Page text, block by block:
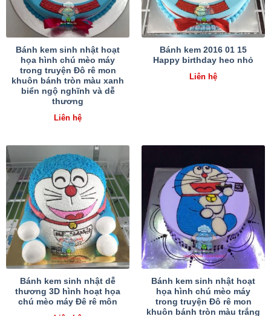
Bánh kem sinh nhật hoạt
họa hình chú mèo máy
trong truyện Đô rê mon
khuôn bánh tròn màu xanh
biển ngộ nghĩnh và dễ
thương
Liên hệ
Bánh kem 2016 01 15
Happy birthday heo nhỏ
Liên hệ
Bánh kem sinh nhật dễ
thương 3D hình hoạt họa
chú mèo máy Đê rê môn
Bánh kem sinh nhật hoạt
họa hình chú mèo máy
trong truyện Đô rê mon
khuôn bánh tròn màu trắng